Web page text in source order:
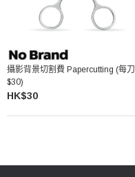
攝影背景切割費 Papercutting (每刀
$30)
HK$30